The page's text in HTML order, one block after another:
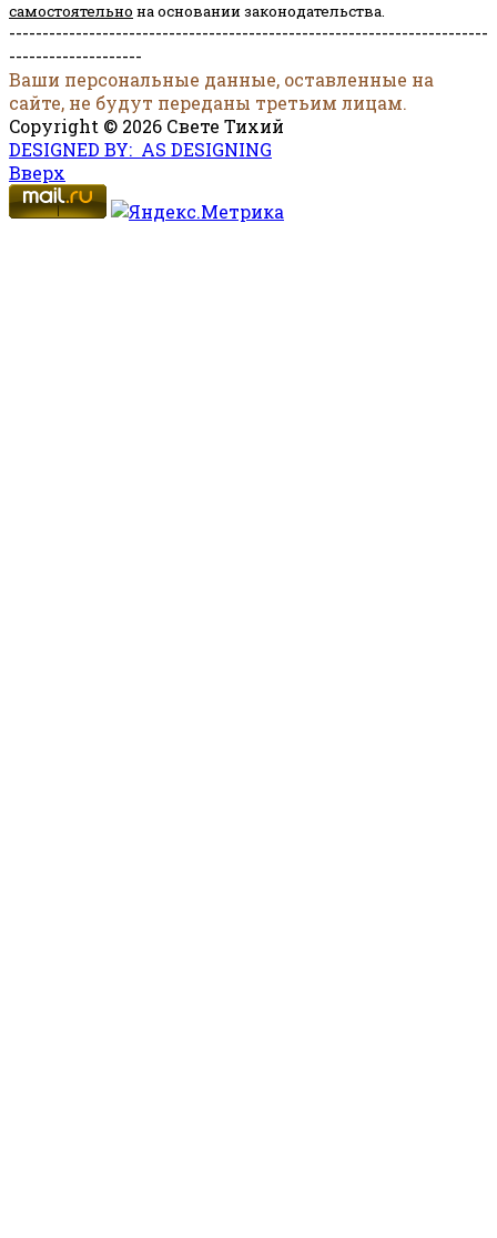
самостоятельно на основании законодательства.
------------------------------------------------------------------------
--------------------
Ваши персональные данные, оставленные на
сайте, не будут переданы третьим лицам.
Copyright © 2026 Свете Тихий
DESIGNED BY: AS DESIGNING
Вверх